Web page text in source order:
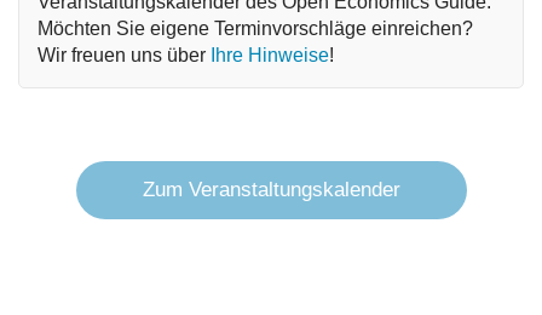
Möchten Sie eigene Terminvorschläge einreichen?
Wir freuen uns über Ihre Hinweise!
Zum Veranstaltungskalender